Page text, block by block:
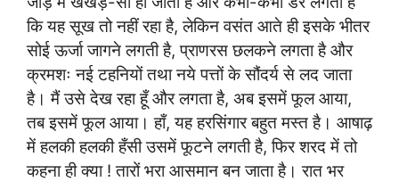
कि यह सूख तो नहीं रहा है, लेकिन वसंत आते ही इसके भीतर
सोई ऊर्जा जागने लगती है, प्राणरस छलकने लगता है और
क्रमशः नई टहनियों तथा नये पत्तों के सौंदर्य से लद जाता
है। मैं उसे देख रहा हूँ और लगता है, अब इसमें फूल आया,
तब इसमें फूल आया। हाँ, यह हरसिंगार बहुत मस्त है। आषाढ़
में हलकी हलकी हँसी उसमें फूटने लगती है, फिर शरद में तो
कहना ही क्या ! तारों भरा आसमान बन जाता है। रात भर